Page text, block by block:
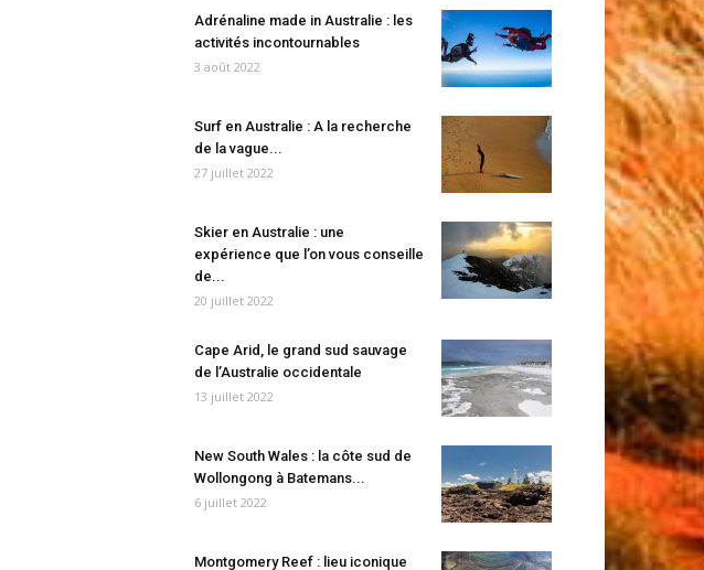
Adrénaline made in Australie : les
activités incontournables
3 août 2022
Surf en Australie : A la recherche
de la vague...
27 juillet 2022
Skier en Australie : une
expérience que l’on vous conseille
de...
20 juillet 2022
Cape Arid, le grand sud sauvage
de l’Australie occidentale
13 juillet 2022
New South Wales : la côte sud de
Wollongong à Batemans...
6 juillet 2022
Montgomery Reef : lieu iconique